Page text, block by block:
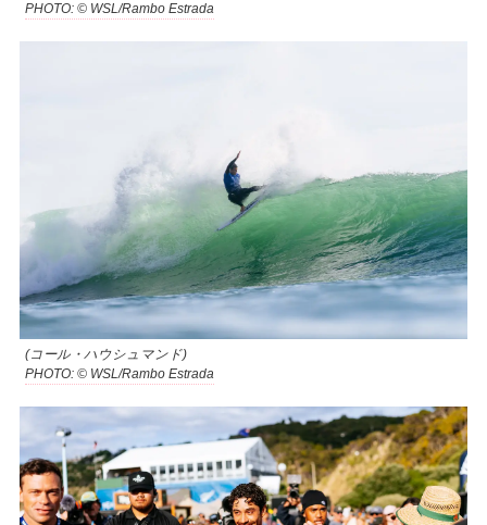
PHOTO: © WSL/Rambo Estrada
(コール・ハウシュマンド)
PHOTO: © WSL/Rambo Estrada